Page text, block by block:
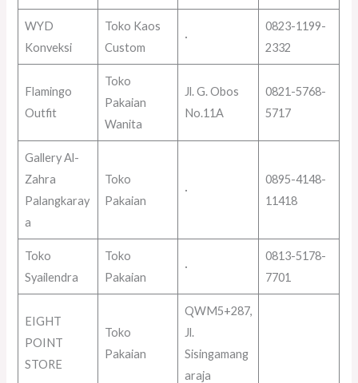
WYD
Konveksi
Toko Kaos
Custom
·
0823-1199-
2332
Flamingo
Outfit
Toko
Pakaian
Wanita
Jl. G. Obos
No.11A
0821-5768-
5717
Gallery Al-
Zahra
Palangkaray
a
Toko
Pakaian
·
0895-4148-
11418
Toko
Syailendra
Toko
Pakaian
·
0813-5178-
7701
EIGHT
POINT
STORE
Toko
Pakaian
QWM5+287,
Jl.
Sisingamang
araja